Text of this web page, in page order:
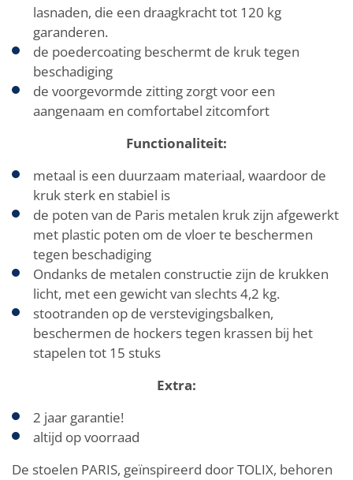
lasnaden, die een draagkracht tot 120 kg
garanderen.
de poedercoating beschermt de kruk tegen
beschadiging
de voorgevormde zitting zorgt voor een
aangenaam en comfortabel zitcomfort
Functionaliteit:
metaal is een duurzaam materiaal, waardoor de
kruk sterk en stabiel is
de poten van de Paris metalen kruk zijn afgewerkt
met plastic poten om de vloer te beschermen
tegen beschadiging
Ondanks de metalen constructie zijn de krukken
licht, met een gewicht van slechts 4,2 kg.
stootranden op de verstevigingsbalken,
beschermen de hockers tegen krassen bij het
stapelen tot 15 stuks
Extra:
2 jaar garantie!
altijd op voorraad
De stoelen PARIS, geïnspireerd door TOLIX, behoren